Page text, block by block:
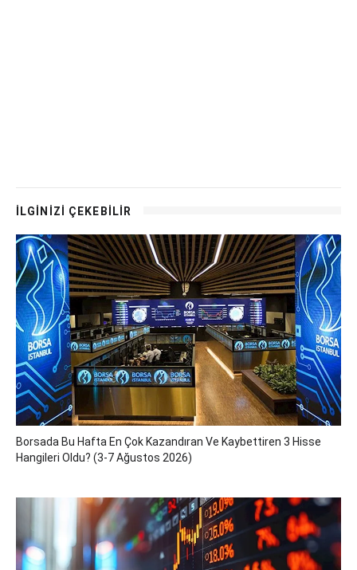
İLGİNİZİ ÇEKEBİLİR
Borsada Bu Hafta En Çok Kazandıran Ve Kaybettiren 3 Hisse
Hangileri Oldu? (3-7 Ağustos 2026)